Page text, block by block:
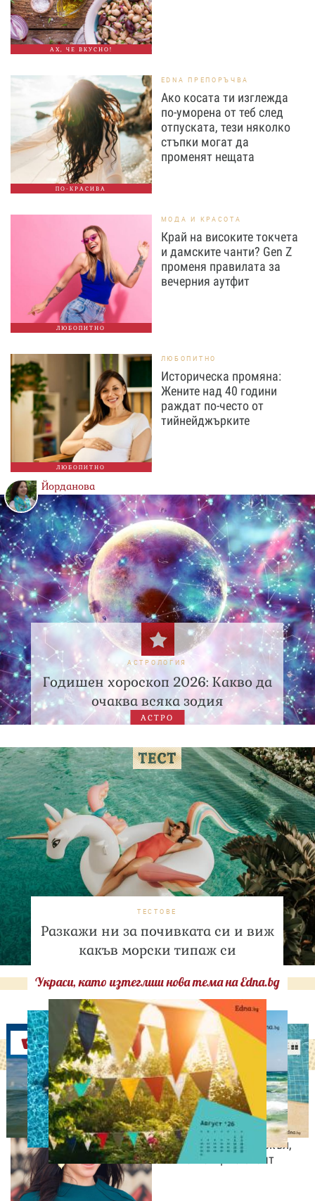
АХ, ЧЕ ВКУСНО!
ПО-КРАСИВА
EDNA ПРЕПОРЪЧВА
Ако косата ти изглежда
по-уморена от теб след
отпуската, тези няколко
стъпки могат да
променят нещата
ЛЮБОПИТНО
МОДА И КРАСОТА
Край на високите токчета
и дамските чанти? Gen Z
променя правилата за
вечерния аутфит
ЛЮБОПИТНО
ЛЮБОПИТНО
Историческа промяна:
Жените над 40 години
раждат по-често от
тийнейджърките
Йорданова
АСТРОЛОГИЯ
Годишен хороскоп 2026: Какво да
очаква всяка зодия
АСТРО
ТЕСТОВЕ
Разкажи ни за почивката си и виж
какъв морски типаж си
Украси, като изтеглиш нова тема на Edna.bg
Оферти
ДНЕС ПРАЗНУВАТ
Преди да стане
херцогиня: 10 любопитни
факта за Меган Маркъл,
които малцина знаят